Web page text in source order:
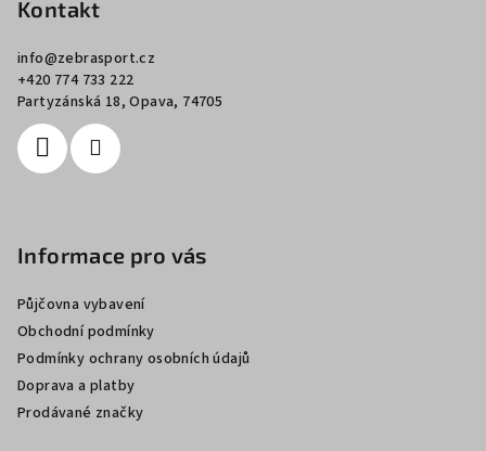
Kontakt
info@zebrasport.cz
+420 774 733 222
Partyzánská 18, Opava, 74705
Informace pro vás
Půjčovna vybavení
Obchodní podmínky
Podmínky ochrany osobních údajů
Doprava a platby
Prodávané značky